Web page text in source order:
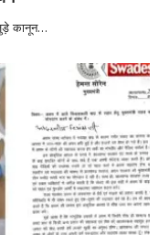
कानून…